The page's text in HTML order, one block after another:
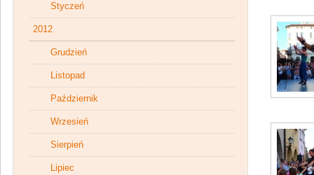
Styczeń
2012
Grudzień
Listopad
Październik
Wrzesień
Sierpień
Lipiec